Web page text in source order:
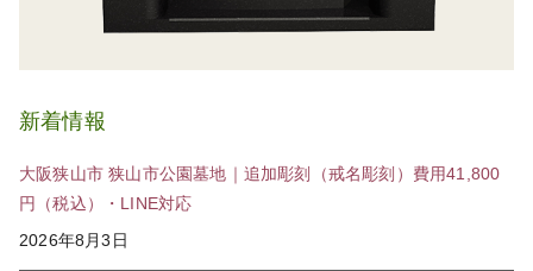
新着情報
大阪狭山市 狭山市公園墓地｜追加彫刻（戒名彫刻）費用41,800
円（税込）・LINE対応
2026年8月3日